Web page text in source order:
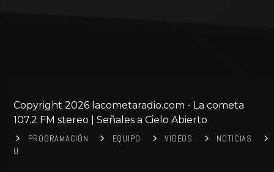
Copyright 2026 lacometaradio.com - La cometa
107.2 FM stereo | Señales a Cielo Abierto
PROGRAMACIÓN EQUIPO VIDEOS
NOTICIAS
0